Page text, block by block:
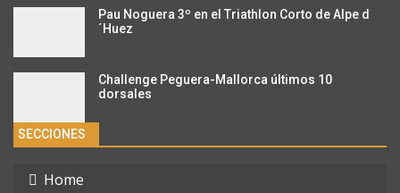
Pau Noguera 3º en el Triathlon Corto de Alpe d
´Huez
Challenge Peguera-Mallorca últimos 10
dorsales
SECCIONES
Home